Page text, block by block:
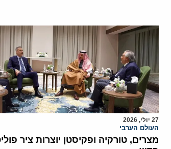
27 יולי, 2026
העולם הערבי
מצרים, טורקיה ופקיסטן יוצרות ציר